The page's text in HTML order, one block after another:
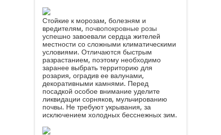
Стойкие к морозам, болезням и
вредителям, почвопокровные розы
успешно завоевали сердца жителей
местности со сложными климатическими
условиями. Отличаются быстрым
разрастанием, поэтому необходимо
заранее выбрать территорию для
розария, оградив ее валунами,
декоративными камнями. Перед
посадкой особое внимание уделите
ликвидации сорняков, мульчированию
почвы. Не требуют укрывания, за
исключением холодных бесснежных зим.